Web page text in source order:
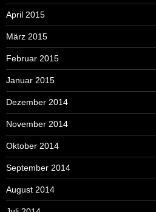
April 2015
März 2015
Februar 2015
Januar 2015
Dezember 2014
November 2014
Oktober 2014
September 2014
August 2014